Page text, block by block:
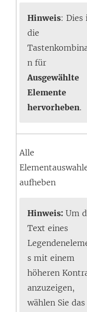
Hinweis: Dies
die
n für
Ausgewählte
Elemente
hervorheben.
Alle
aufheben
Hinweis: Um
Text eines
s mit einem
höheren
anzuzeigen,
wählen Sie das